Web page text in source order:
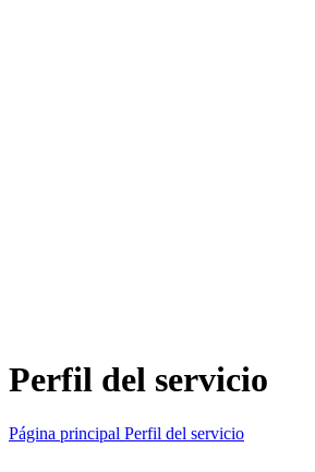
Perfil del servicio
Página principal Perfil del servicio